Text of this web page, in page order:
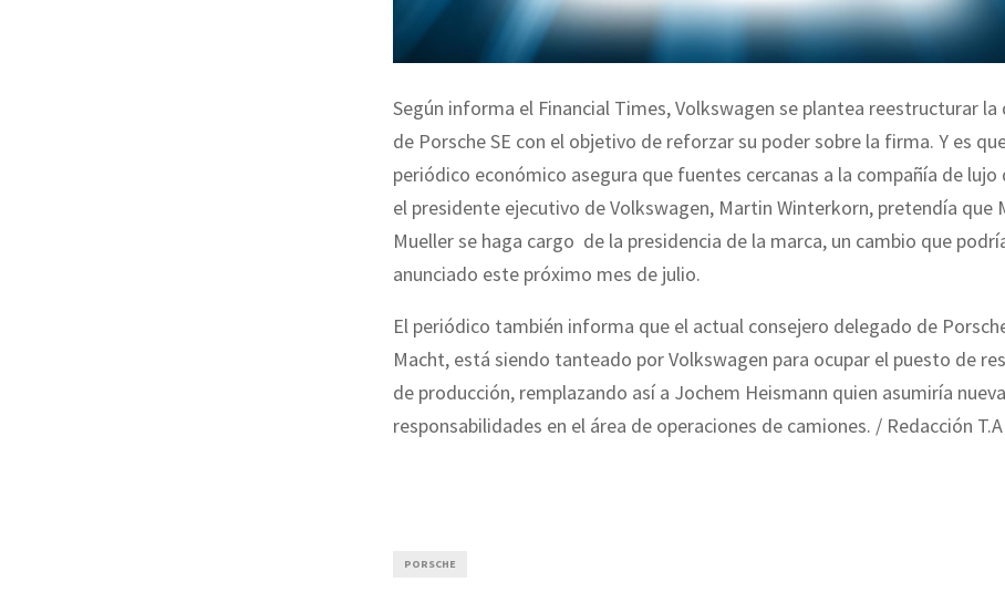
Según informa el Financial Times, Volkswagen se plantea reestructurar la
de Porsche SE con el objetivo de reforzar su poder sobre la firma. Y es
periódico económico asegura que fuentes cercanas a la compañía de lujo
el presidente ejecutivo de Volkswagen, Martin Winterkorn, pretendía que
Mueller se haga cargo de la presidencia de la marca, un cambio que
anunciado este próximo mes de julio.
El periódico también informa que el actual consejero delegado de
Macht, está siendo tanteado por Volkswagen para ocupar el puesto de
de producción, remplazando así a Jochem Heismann quien asumiría
responsabilidades en el área de operaciones de camiones. / Redacción T.A
PORSCHE